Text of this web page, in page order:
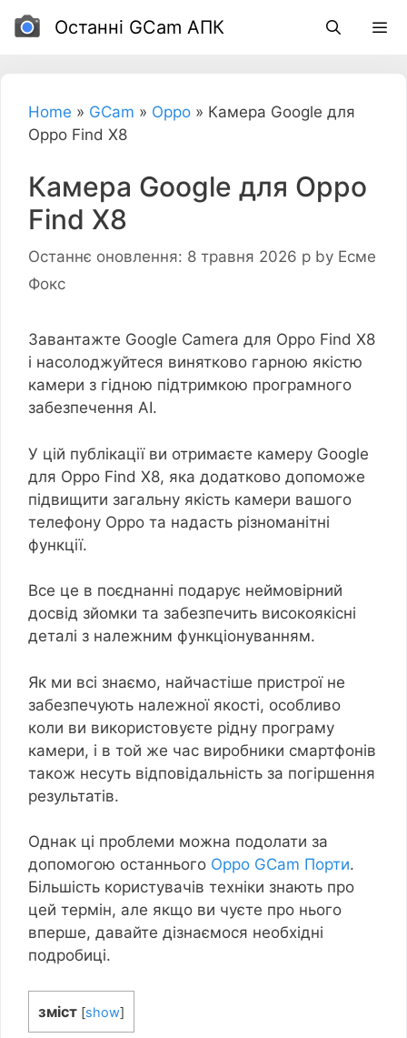
Перейти
до
Останні GCam АПК
Home » GCam » Oppo » Камера Google для
Oppo Find X8
Камера Google для Oppo
Find X8
Останнє оновлення: 8 травня 2026 р by Есме
Фокс
Завантажте Google Camera для Oppo Find X8
і насолоджуйтеся винятково гарною якістю
камери з гідною підтримкою програмного
забезпечення AI.
У цій публікації ви отримаєте камеру Google
для Oppo Find X8, яка додатково допоможе
підвищити загальну якість камери вашого
телефону Oppo та надасть різноманітні
функції.
Все це в поєднанні подарує неймовірний
досвід зйомки та забезпечить високоякісні
деталі з належним функціонуванням.
Як ми всі знаємо, найчастіше пристрої не
забезпечують належної якості, особливо
коли ви використовуєте рідну програму
камери, і в той же час виробники смартфонів
також несуть відповідальність за погіршення
результатів.
Однак ці проблеми можна подолати за
допомогою останнього Oppo GCam Порти.
Більшість користувачів техніки знають про
цей термін, але якщо ви чуєте про нього
вперше, давайте дізнаємося необхідні
подробиці.
зміст [show]